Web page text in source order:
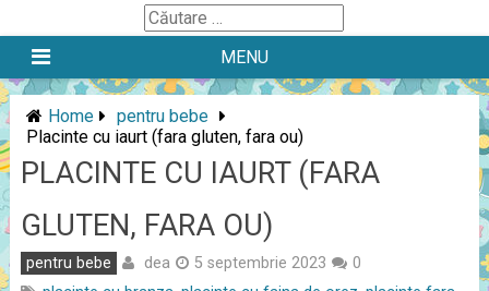
Căutare
MENU
Home
pentru bebe
Placinte cu iaurt (fara gluten, fara ou)
PLACINTE CU IAURT (FARA
GLUTEN, FARA OU)
pentru bebe dea 5 septembrie 2023
0